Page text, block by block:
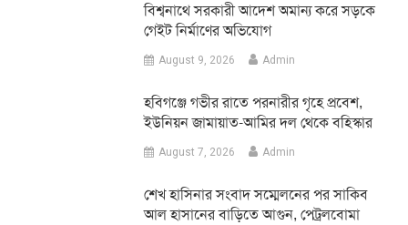
বিশ্বনাথে সরকারী আদেশ অমান্য করে সড়কে
গেইট নির্মাণের অভিযোগ
August 9, 2026 Admin
হবিগঞ্জে গভীর রাতে পরনারীর গৃহে প্রবেশ,
ইউনিয়ন জামায়াত-আমির দল থেকে বহিস্কার
August 7, 2026 Admin
শেখ হাসিনার সংবাদ সম্মেলনের পর সাকিব
আল হাসানের বাড়িতে আগুন, পেট্রলবোমা